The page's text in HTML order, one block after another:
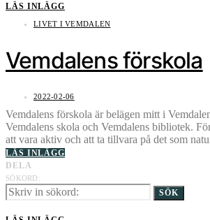
LÄS INLÄGG
LIVET I VEMDALEN
Vemdalens förskola
2022-02-06
Vemdalens förskola är belägen mitt i
Vemdalens skola och Vemdalens bibliotek.
att vara aktiv och att ta tillvara på det som
LÄS INLÄGG
DELA
SÖKORD:
SÖK